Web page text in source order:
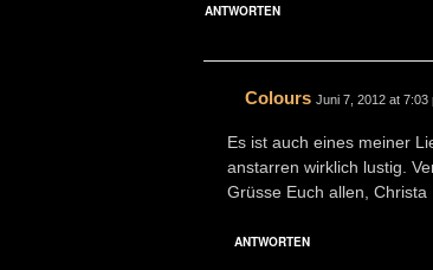
ANTWORTEN
Colours Juni 7, 2012 at 7:03
Es ist auch eines meiner
anstarren wirklich lustig.
Grüsse Euch allen, Christa
ANTWORTEN